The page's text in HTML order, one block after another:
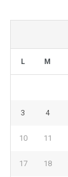
L M
3 4
10 11
17 18